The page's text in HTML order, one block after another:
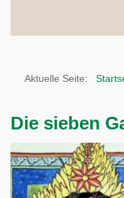
Aktuelle Seite:
Die sieben